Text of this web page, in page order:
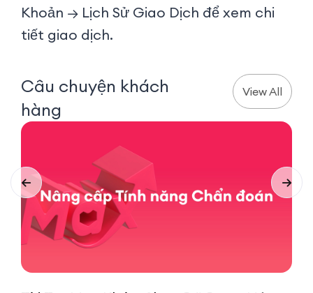
Khoản → Lịch Sử Giao Dịch để xem chi
tiết giao dịch.
Câu chuyện khách
hàng
View All